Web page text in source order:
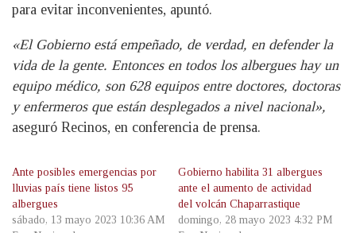
para evitar inconvenientes, apuntó.
«El Gobierno está empeñado, de verdad, en defender la
vida de la gente. Entonces en todos los albergues hay un
equipo médico, son 628 equipos entre doctores, doctoras
y enfermeros que están desplegados a nivel nacional»,
aseguró Recinos, en conferencia de prensa.
Ante posibles emergencias por
lluvias país tiene listos 95
albergues
sábado, 13 mayo 2023 10:36 AM
Gobierno habilita 31 albergues
ante el aumento de actividad
del volcán Chaparrastique
domingo, 28 mayo 2023 4:32 PM